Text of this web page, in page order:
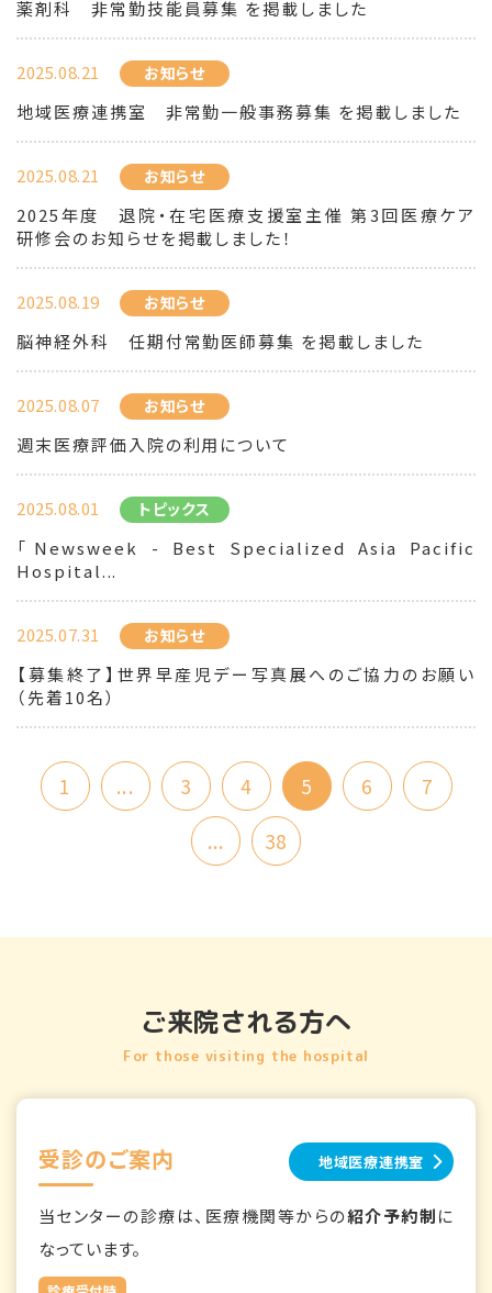
薬剤科 非常勤技能員募集 を掲載しました
2025.08.21 お知らせ
地域医療連携室 非常勤一般事務募集 を掲載しました
2025.08.21 お知らせ
2025年度 退院・在宅医療支援室主催 第3回医療ケア
研修会のお知らせを掲載しました！
2025.08.19 お知らせ
脳神経外科 任期付常勤医師募集 を掲載しました
2025.08.07 お知らせ
週末医療評価入院の利用について
2025.08.01 トピックス
「Newsweek - Best Specialized Asia Pacific
Hospital...
2025.07.31 お知らせ
【募集終了】世界早産児デー写真展へのご協力のお願い
（先着10名）
1 ... 3 4 5 6
7
...
38
ご来院される方へ
For those visiting the hospital
受診のご案内 地域医療連携室
当センターの診療は、医療機関等からの紹介予約制に
なっています。